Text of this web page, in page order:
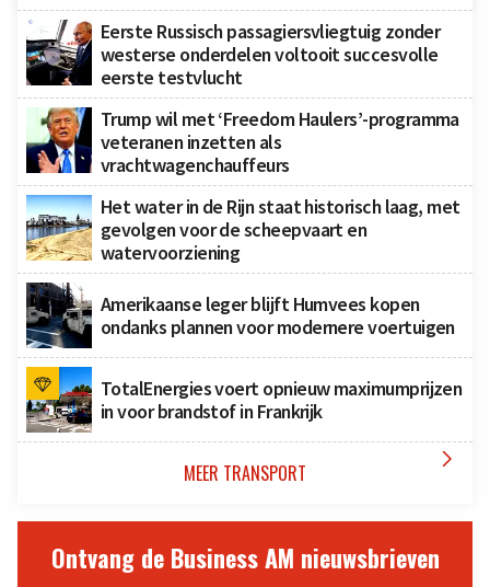
Eerste Russisch passagiersvliegtuig zonder
westerse onderdelen voltooit succesvolle
eerste testvlucht
Trump wil met ‘Freedom Haulers’-programma
veteranen inzetten als
vrachtwagenchauffeurs
Het water in de Rijn staat historisch laag, met
gevolgen voor de scheepvaart en
watervoorziening
Amerikaanse leger blijft Humvees kopen
ondanks plannen voor modernere voertuigen
TotalEnergies voert opnieuw maximumprijzen
in voor brandstof in Frankrijk
MEER TRANSPORT 
Ontvang de Business AM nieuwsbrieven